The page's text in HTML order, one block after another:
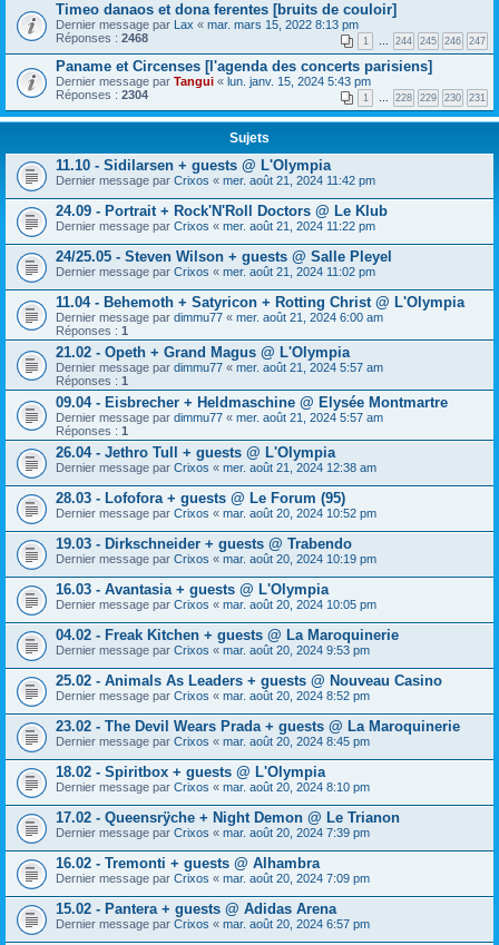
Timeo danaos et dona ferentes [bruits de couloir]
Dernier message par Lax « mar. mars 15, 2022 8:13 pm
Réponses : 2468 1 … 244 245 246 247
Paname et Circenses [l'agenda des concerts parisiens]
Dernier message par Tangui « lun. janv. 15, 2024 5:43 pm
Réponses : 2304 1 … 228 229 230 231
Sujets
11.10 - Sidilarsen + guests @ L'Olympia
Dernier message par Crixos « mer. août 21, 2024 11:42 pm
24.09 - Portrait + Rock'N'Roll Doctors @ Le Klub
Dernier message par Crixos « mer. août 21, 2024 11:22 pm
24/25.05 - Steven Wilson + guests @ Salle Pleyel
Dernier message par Crixos « mer. août 21, 2024 11:02 pm
11.04 - Behemoth + Satyricon + Rotting Christ @ L'Olympia
Dernier message par dimmu77 « mer. août 21, 2024 6:00 am
Réponses : 1
21.02 - Opeth + Grand Magus @ L'Olympia
Dernier message par dimmu77 « mer. août 21, 2024 5:57 am
Réponses : 1
09.04 - Eisbrecher + Heldmaschine @ Elysée Montmartre
Dernier message par dimmu77 « mer. août 21, 2024 5:57 am
Réponses : 1
26.04 - Jethro Tull + guests @ L'Olympia
Dernier message par Crixos « mer. août 21, 2024 12:38 am
28.03 - Lofofora + guests @ Le Forum (95)
Dernier message par Crixos « mar. août 20, 2024 10:52 pm
19.03 - Dirkschneider + guests @ Trabendo
Dernier message par Crixos « mar. août 20, 2024 10:19 pm
16.03 - Avantasia + guests @ L'Olympia
Dernier message par Crixos « mar. août 20, 2024 10:05 pm
04.02 - Freak Kitchen + guests @ La Maroquinerie
Dernier message par Crixos « mar. août 20, 2024 9:53 pm
25.02 - Animals As Leaders + guests @ Nouveau Casino
Dernier message par Crixos « mar. août 20, 2024 8:52 pm
23.02 - The Devil Wears Prada + guests @ La Maroquinerie
Dernier message par Crixos « mar. août 20, 2024 8:45 pm
18.02 - Spiritbox + guests @ L'Olympia
Dernier message par Crixos « mar. août 20, 2024 8:10 pm
17.02 - Queensrÿche + Night Demon @ Le Trianon
Dernier message par Crixos « mar. août 20, 2024 7:39 pm
16.02 - Tremonti + guests @ Alhambra
Dernier message par Crixos « mar. août 20, 2024 7:09 pm
15.02 - Pantera + guests @ Adidas Arena
Dernier message par Crixos « mar. août 20, 2024 6:57 pm